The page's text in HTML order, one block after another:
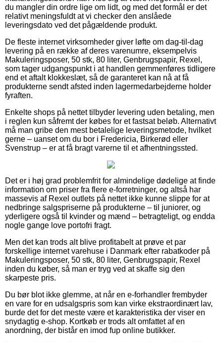
du mangler din ordre lige om lidt, og med det formål er det
relativt meningsfuldt at vi checker den anslåede
leveringsdato ved det pågældende produkt.
De fleste internet virksomheder giver løfte om dag-til-dag
levering på en række af deres varenumre, eksempelvis
Makuleringsposer, 50 stk, 80 liter, Genbrugspapir, Rexel,
som tager udgangspunkt i at handlen gemmenføres tidligere
end et aftalt klokkeslæt, så de garanteret kan nå at få
produkterne sendt afsted inden lagermedarbejderne holder
fyraften.
Enkelte shops på nettet tilbyder levering uden betaling, men
i reglen kun såfremt der købes for et fastsat beløb. Alternativt
må man gribe den mest betalelige leveringsmetode, hvilket
gerne – uanset om du bor i Fredericia, Birkerød eller
Svenstrup – er at få bragt varerne til et afhentningssted.
Det er i høj grad problemfrit for almindelige dødelige at finde
information om priser fra flere e-forretninger, og altså har
massevis af Rexel outlets på nettet ikke kunne slippe for at
nedbringe salgspriserne på produkterne – til juniorer, og
yderligere også til kvinder og mænd – betragteligt, og endda
nogle gange love portofri fragt.
Men det kan trods alt blive profitabelt at prøve et par
forskellige internet varehuse i Danmark efter rabatkoder på
Makuleringsposer, 50 stk, 80 liter, Genbrugspapir, Rexel
inden du køber, så man er tryg ved at skaffe sig den
skarpeste pris.
Du bør blot ikke glemme, at når en e-forhandler frembyder
en vare for en udsalgspris som kan virke ekstraordinært lav,
burde det for det meste være et karakteristika der viser en
snydagtig e-shop. Kortkøb er trods alt omfattet af en
anordning, der bistår en imod fup online butikker.